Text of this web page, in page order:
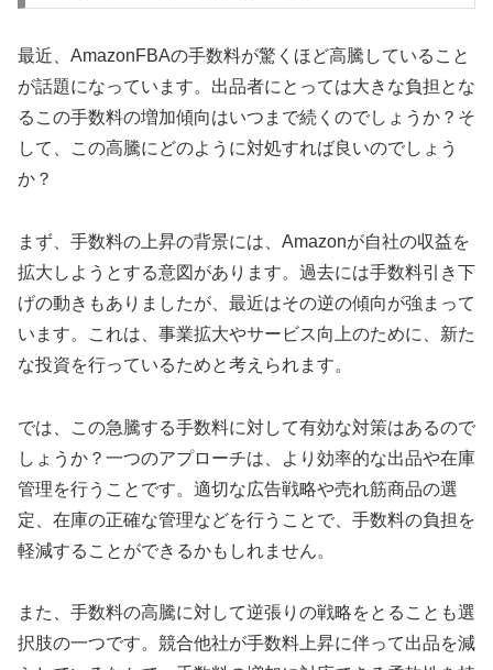
最近、AmazonFBAの手数料が驚くほど高騰していること
が話題になっています。出品者にとっては大きな負担とな
るこの手数料の増加傾向はいつまで続くのでしょうか？そ
して、この高騰にどのように対処すれば良いのでしょう
か？
まず、手数料の上昇の背景には、Amazonが自社の収益を
拡大しようとする意図があります。過去には手数料引き下
げの動きもありましたが、最近はその逆の傾向が強まって
います。これは、事業拡大やサービス向上のために、新た
な投資を行っているためと考えられます。
では、この急騰する手数料に対して有効な対策はあるので
しょうか？一つのアプローチは、より効率的な出品や在庫
管理を行うことです。適切な広告戦略や売れ筋商品の選
定、在庫の正確な管理などを行うことで、手数料の負担を
軽減することができるかもしれません。
また、手数料の高騰に対して逆張りの戦略をとることも選
択肢の一つです。競合他社が手数料上昇に伴って出品を減